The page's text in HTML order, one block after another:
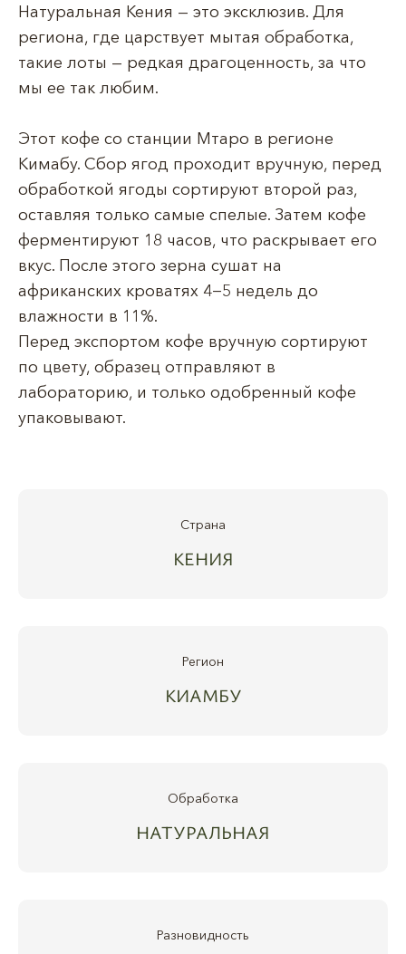
Натуральная Кения — это эксклюзив. Для
региона, где царствует мытая обработка,
такие лоты — редкая драгоценность, за что
мы ее так любим.
Этот кофе со станции Мтаро в регионе
Кимабу. Сбор ягод проходит вручную, перед
обработкой ягоды сортируют второй раз,
оставляя только самые спелые. Затем кофе
ферментируют 18 часов, что раскрывает его
вкус. После этого зерна сушат на
африканских кроватях 4−5 недель до
влажности в 11%.
Перед экспортом кофе вручную сортируют
по цвету, образец отправляют в
лабораторию, и только одобренный кофе
упаковывают.
Страна
КЕНИЯ
Регион
КИАМБУ
Обработка
НАТУРАЛЬНАЯ
Разновидность